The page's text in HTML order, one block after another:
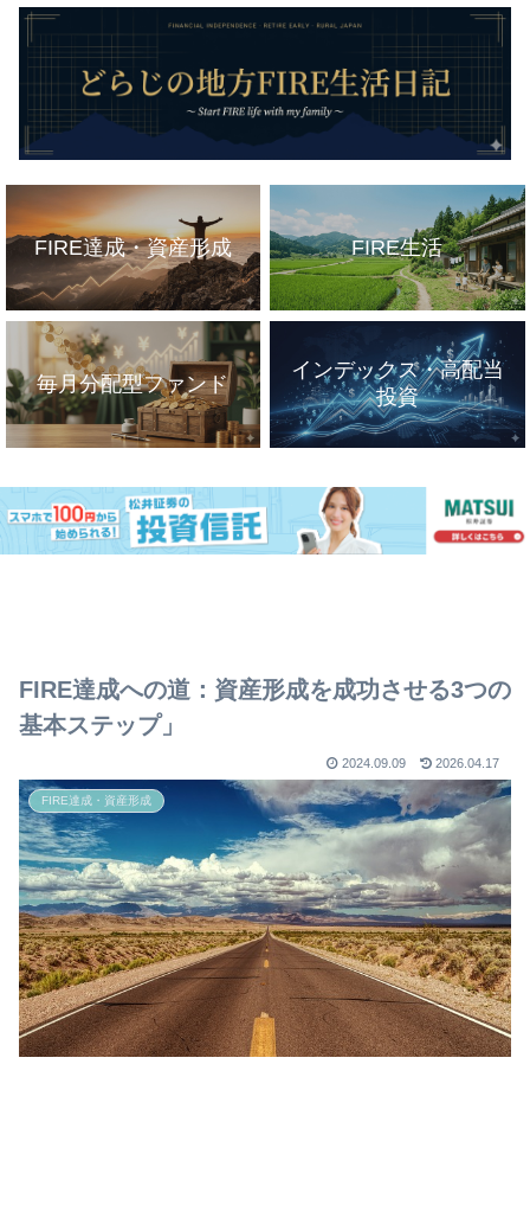
FIRE達成・資産形成 FIRE生活
毎月分配型ファンド
インデックス・高配当
投資
FIRE達成への道：資産形成を成功させる3つの
基本ステップ」
2024.09.09 2026.04.17
FIRE達成・資産形成